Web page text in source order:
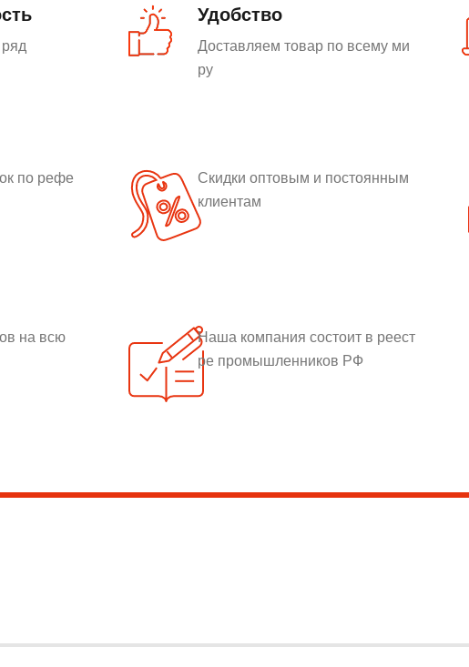
Удобство
Доставляем товар по всему ми
ру
по рефе
Скидки оптовым и постоянным
клиентам
на всю
Наша компания состоит в реест
ре промышленников РФ